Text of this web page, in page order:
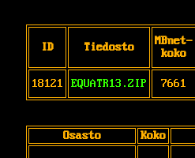
ID Tiedosto
MBnet-
koko
18121
EQUATR13.ZIP 7661
Osasto Koko